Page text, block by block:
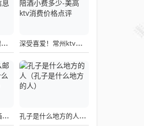
关于安庆市ktv招聘最新招聘信息的信息 深受喜爱！常州ktv陪酒小费多少-美高ktv消费价格点评
@gmaill是什么邮箱（@gmaill是什么邮箱1003无标题） 孔子是什么地方的人（孔子是什么地方的人）